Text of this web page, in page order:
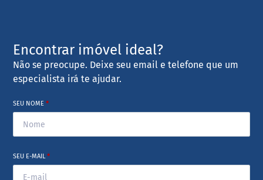
Encontrar imóvel ideal?
Não se preocupe. Deixe seu email e telefone que um
especialista irá te ajudar.
SEU NOME*
SEU E-MAIL*